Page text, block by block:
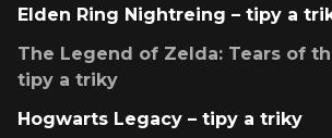
Elden Ring Nightreing – tipy a
The Legend of Zelda: Tears of
tipy a triky
Hogwarts Legacy – tipy a triky